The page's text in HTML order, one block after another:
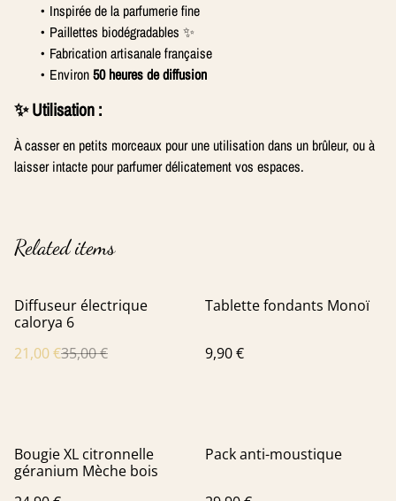
Inspirée de la parfumerie fine
Paillettes biodégradables ✨
Fabrication artisanale française
Environ50 heures de diffusion
✨ Utilisation :
À casser en petits morceaux pour une utilisation dans un brûleur, ou à
laisser intacte pour parfumer délicatement vos espaces.
Related items
%
Diffuseur électrique
calorya 6
21,00 €35,00 €
Tablette fondants Monoï
9,90 €
Bougie XL citronnelle
géranium Mèche bois
Pack anti-moustique